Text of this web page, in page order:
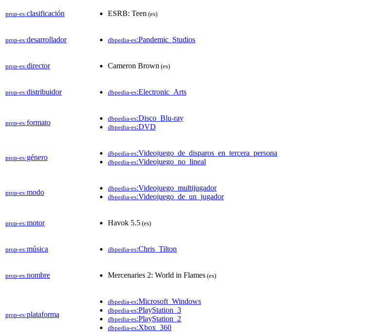
prop-es:clasificación ESRB: Teen (es)
prop-es:desarrollador dbpedia-es:Pandemic_Studios
prop-es:director Cameron Brown (es)
prop-es:distribuidor dbpedia-es:Electronic_Arts
prop-es:formato dbpedia-es:Disco_Blu-ray
dbpedia-es:DVD
prop-es:género dbpedia-es:Videojuego_de_disparos_en_tercera_persona
dbpedia-es:Videojuego_no_lineal
prop-es:modo dbpedia-es:Videojuego_multijugador
dbpedia-es:Videojuego_de_un_jugador
prop-es:motor Havok 5.5 (es)
prop-es:música dbpedia-es:Chris_Tilton
prop-es:nombre Mercenaries 2: World in Flames (es)
prop-es:plataforma
dbpedia-es:Microsoft_Windows
dbpedia-es:PlayStation_3
dbpedia-es:PlayStation_2
dbpedia-es:Xbox_360